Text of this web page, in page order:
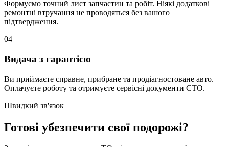
Формуємо точний лист запчастин та робіт. Ніякі додаткові
ремонтні втручання не проводяться без вашого
підтвердження.
04
Видача з гарантією
Ви приймаєте справне, прибране та продіагностоване авто.
Оплачуєте роботу та отримуєте сервісні документи СТО.
Швидкий зв'язок
Готові убезпечити свої подорожі?